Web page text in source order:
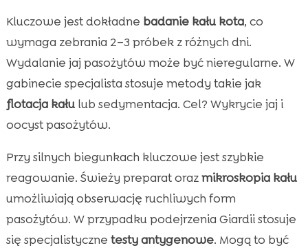
Kluczowe jest dokładne badanie kału kota, co
wymaga zebrania 2–3 próbek z różnych dni.
Wydalanie jaj pasożytów może być nieregularne. W
gabinecie specjalista stosuje metody takie jak
flotacja kałulub sedymentacja. Cel? Wykrycie jaj i
oocyst pasożytów.
Przy silnych biegunkach kluczowe jest szybkie
reagowanie. Świeży preparat orazmikroskopia kału
umożliwiają obserwację ruchliwych form
pasożytów. W przypadku podejrzenia Giardii stosuje
się specjalistyczne testy antygenowe. Mogą to być